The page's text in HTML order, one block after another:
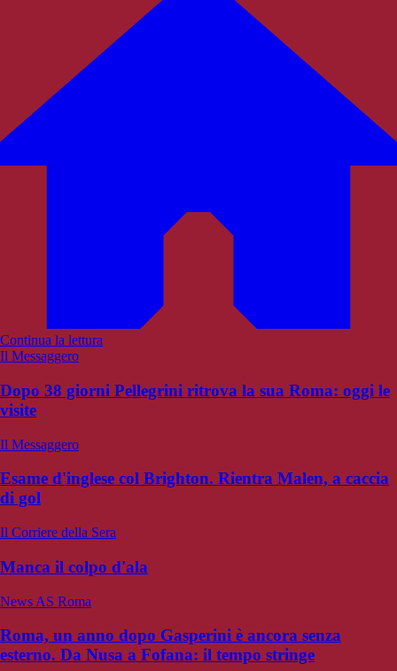
Continua la lettura
Il Messaggero
Dopo 38 giorni Pellegrini ritrova la sua Roma: oggi le
visite
Il Messaggero
Esame d'inglese col Brighton. Rientra Malen, a caccia
di gol
Il Corriere della Sera
Manca il colpo d'ala
News AS Roma
Roma, un anno dopo Gasperini è ancora senza
esterno. Da Nusa a Fofana: il tempo stringe